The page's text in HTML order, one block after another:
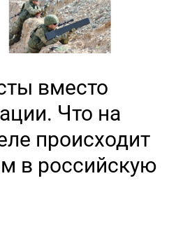
вместо
Что на
происходит
в российскую